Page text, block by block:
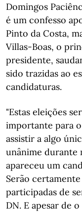
Domingos
é um confesso
Pinto da Costa,
Villas-Boas, o
presidente,
sido trazidas ao
candidaturas.
"Estas eleições
importante para
assistir a algo
unânime durante
apareceu um
Serão
participadas de
DN. E apesar de